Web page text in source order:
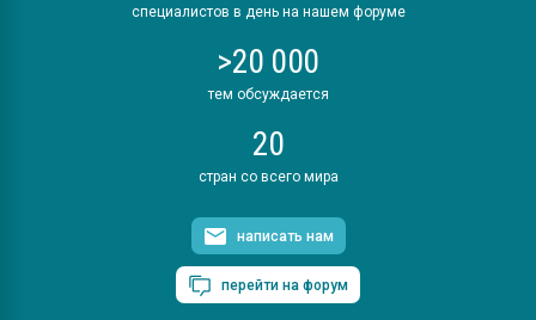
специалистов в день на нашем форуме
>20 000
тем обсуждается
20
стран со всего мира
написать нам
перейти на форум